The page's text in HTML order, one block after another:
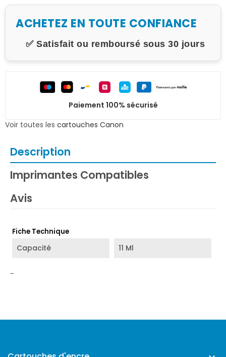
ACHETEZ EN TOUTE CONFIANCE
✅ Satisfait ou remboursé sous 30 jours
Paiement 100% sécurisé
Voir toutes les cartouches Canon
Description
Imprimantes Compatibles
Avis
Fiche Technique
Capacité 11 Ml
-